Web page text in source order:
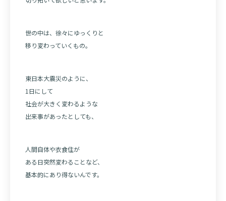
世の中は、徐々にゆっくりと
移り変わっていくもの。
東日本大震災のように、
1日にして
社会が大きく変わるような
出来事があったとしても、
人間自体や衣食住が
ある日突然変わることなど、
基本的にあり得ないんです。